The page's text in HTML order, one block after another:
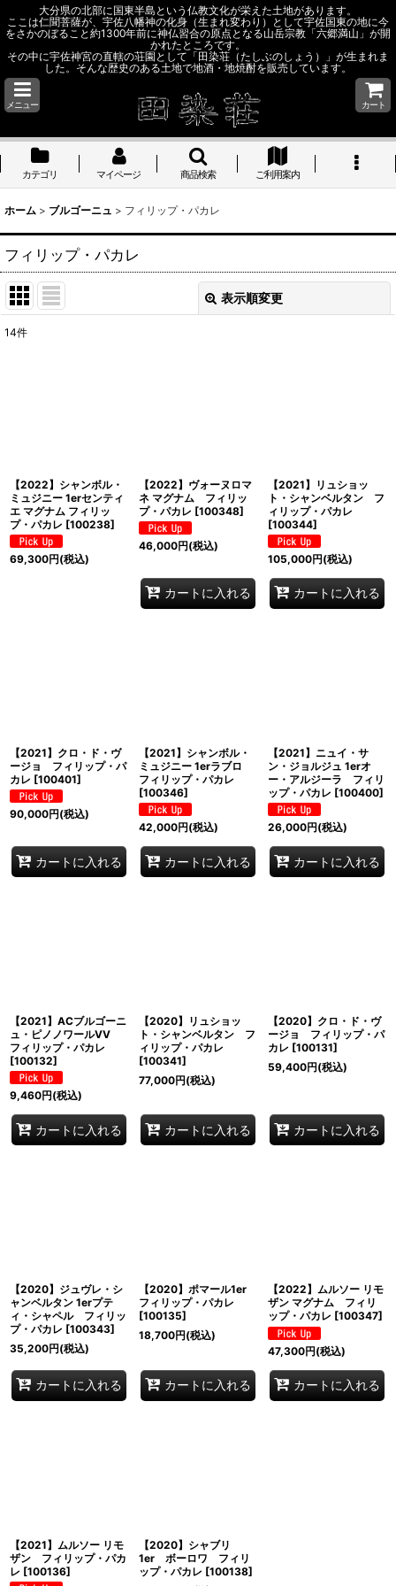
大分県の北部に国東半島という仏教文化が栄えた土地があります。
ここは仁聞菩薩が、宇佐八幡神の化身（生まれ変わり）として宇佐国東の地に今
をさかのぼること約1300年前に神仏習合の原点となる山岳宗教「六郷満山」が開
かれたところです。
その中に宇佐神宮の直轄の荘園として「田染荘（たしぶのしょう）」が生まれま
した。そんな歴史のある土地で地酒・地焼酎を販売しています。
メニュー カート
カテゴリ マイページ 商品検索 ご利用案内
ホーム > ブルゴーニュ > フィリップ・パカレ
フィリップ・パカレ
表示順変更
14件
【2022】シャンボル・
ミュジニー 1erセンティ
エ マグナム フィリッ
プ・パカレ [100238]
69,300円(税込)
【2022】ヴォーヌロマ
ネ マグナム フィリッ
プ・パカレ [100348]
46,000円(税込)
カートに入れる
【2021】リュショッ
ト・シャンベルタン フ
ィリップ・パカレ
[100344]
105,000円(税込)
カートに入れる
【2021】クロ・ド・ヴ
ージョ フィリップ・パ
カレ [100401]
90,000円(税込)
カートに入れる
【2021】シャンボル・
ミュジニー 1erラブロ
フィリップ・パカレ
[100346]
42,000円(税込)
カートに入れる
【2021】ニュイ・サ
ン・ジョルジュ 1erオ
ー・アルジーラ フィリ
ップ・パカレ [100400]
26,000円(税込)
カートに入れる
【2021】ACブルゴーニ
ュ・ピノノワールVV
フィリップ・パカレ
[100132]
9,460円(税込)
カートに入れる
【2020】リュショッ
ト・シャンベルタン フ
ィリップ・パカレ
[100341]
77,000円(税込)
カートに入れる
【2020】クロ・ド・ヴ
ージョ フィリップ・パ
カレ [100131]
59,400円(税込)
カートに入れる
【2020】ジュヴレ・シ
ャンベルタン 1erプテ
ィ・シャペル フィリッ
プ・パカレ [100343]
35,200円(税込)
カートに入れる
【2020】ポマール1er
フィリップ・パカレ
[100135]
18,700円(税込)
カートに入れる
【2022】ムルソー リモ
ザン マグナム フィリ
ップ・パカレ [100347]
47,300円(税込)
カートに入れる
【2021】ムルソー リモ
ザン フィリップ・パカ
レ [100136]
【2020】シャブリ
1er ボーロワ フィリ
ップ・パカレ [100138]